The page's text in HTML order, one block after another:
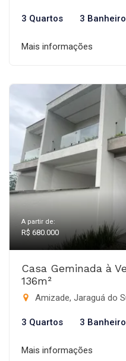
3 Quartos 3
Mais informações
A partir de:
R$ 680.000
Casa Geminada à
136m²
Amizade, Jaraguá do
3 Quartos 3
Mais informações